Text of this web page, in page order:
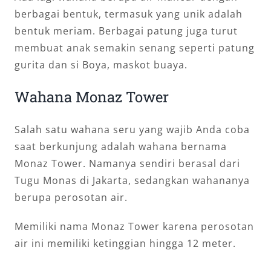
berbagai bentuk, termasuk yang unik adalah
bentuk meriam. Berbagai patung juga turut
membuat anak semakin senang seperti patung
gurita dan si Boya, maskot buaya.
Wahana Monaz Tower
Salah satu wahana seru yang wajib Anda coba
saat berkunjung adalah wahana bernama
Monaz Tower. Namanya sendiri berasal dari
Tugu Monas di Jakarta, sedangkan wahananya
berupa perosotan air.
Memiliki nama Monaz Tower karena perosotan
air ini memiliki ketinggian hingga 12 meter.